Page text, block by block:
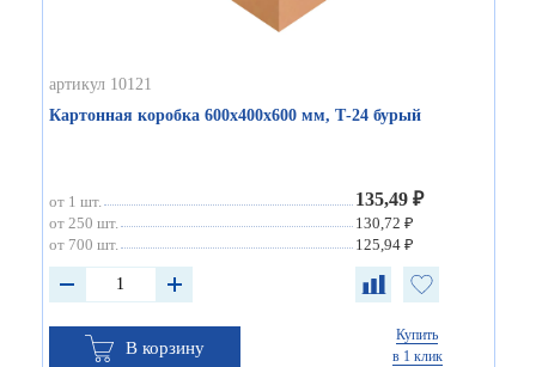
артикул 10121
Картонная коробка 600х400х600 мм, Т-24 бурый
от 1 шт. 135,49 ₽
от 250 шт.
130,72 ₽
от 700 шт.
125,94 ₽
В корзину
Купить
в 1 клик